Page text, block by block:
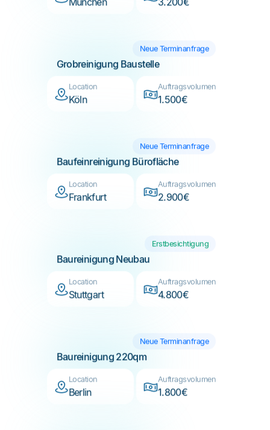
Grobreinigung Baustelle
Location
Köln
Auftragsvolumen
1.500€
Baufeinreinigung Bürofläche
Location
Frankfurt
Auftragsvolumen
2.900€
Location
Stuttgart 4.800€
Baureinigung 220qm
Location
Berlin 1.800€